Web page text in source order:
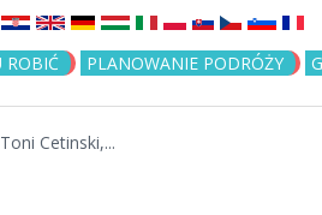
to navigation
ROBIĆ PLANOWANIE PODRÓŻY
Cetinski,...